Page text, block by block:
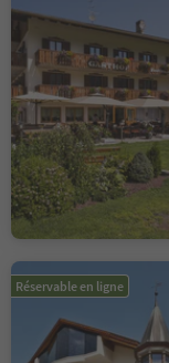
Réservable en ligne